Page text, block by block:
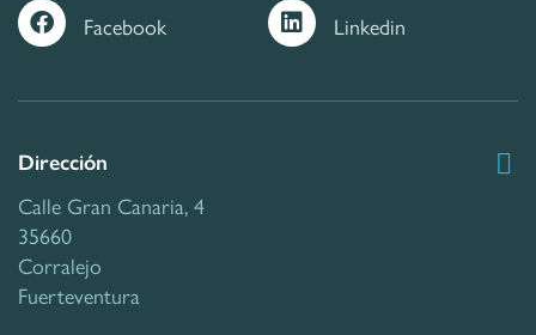
Facebook Linkedin
Dirección
Calle Gran Canaria, 4
35660
Corralejo
Fuerteventura